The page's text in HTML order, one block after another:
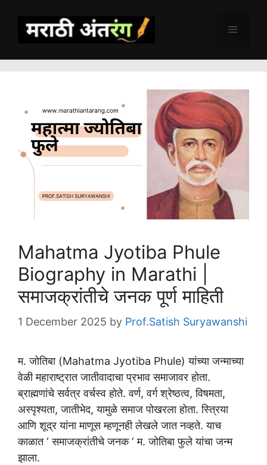
content
Menu
Mahatma Jyotiba Phule
Biography in Marathi |
समाजक्रांतीचे जनक पूर्ण माहिती
1 December 2025 by Prof.Satish Suryawanshi
म. जोतिबा (Mahatma Jyotiba Phule) यांच्या जन्माच्या
वेळी महाराष्ट्रात जातीवादाचा प्रभाव समाजावर होता.
ब्राह्मणांचे सर्वत्र वर्चस्व होते. वर्ण, वर्ग श्रेष्ठत्व, विषमता,
अस्पृश्यता, जातीभेद, यामुळे समाज पोखरला होता. स्त्रिया
आणि शूद्र यांना माणूस म्हणूनही लेखले जात नव्हते. याच
काळात ‘ समाजक्रांतीचे जनक ‘ म‌. जोतिबा फुले यांचा जन्म
झाला.